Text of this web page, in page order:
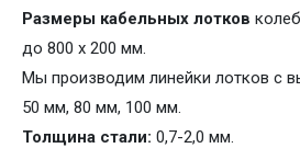
Размеры кабельных лотков
до 800 х 200 мм.
Мы производим линейки лотков с
50 мм, 80 мм, 100 мм.
Толщина стали: 0,7-2,0 мм.